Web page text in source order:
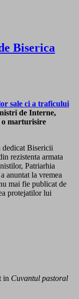
Biserica
sale ci a traficului
de Interne,
o marturisire
dedicat Bisericii
rezistenta armata
Patriarhia
anuntat la vremea
mai fie publicat de
protejatilor lui
in Cuvantul pastoral